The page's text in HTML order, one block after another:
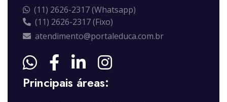
(11) 2626-2317 (Whatsapp)
(11) 2626-2317 (Fixo)
atendimento@portaleduca.com.br
Principais áreas: